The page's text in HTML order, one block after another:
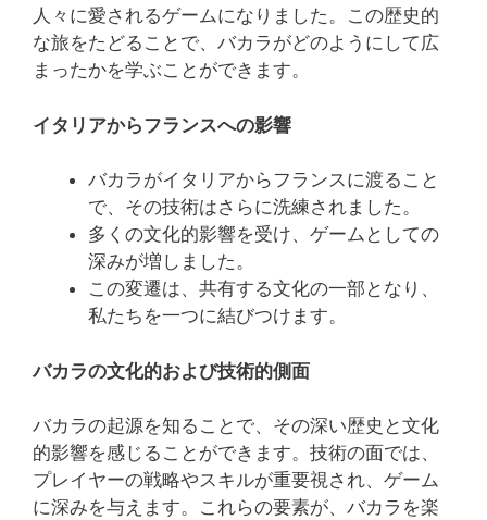
人々に愛されるゲームになりました。この歴史的
な旅をたどることで、バカラがどのようにして広
まったかを学ぶことができます。
イタリアからフランスへの影響
バカラがイタリアからフランスに渡ること
で、その技術はさらに洗練されました。
多くの文化的影響を受け、ゲームとしての
深みが増しました。
この変遷は、共有する文化の一部となり、
私たちを一つに結びつけます。
バカラの文化的および技術的側面
バカラの起源を知ることで、その深い歴史と文化
的影響を感じることができます。技術の面では、
プレイヤーの戦略やスキルが重要視され、ゲーム
に深みを与えます。これらの要素が、バカラを楽